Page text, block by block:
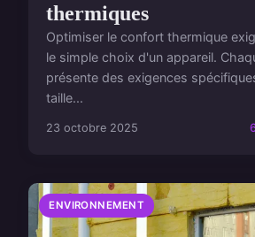
thermiques
Optimiser le confort thermique
le simple choix d'un appareil.
présente des exigences
taille...
23 octobre 2025
ENVIRONNEMENT